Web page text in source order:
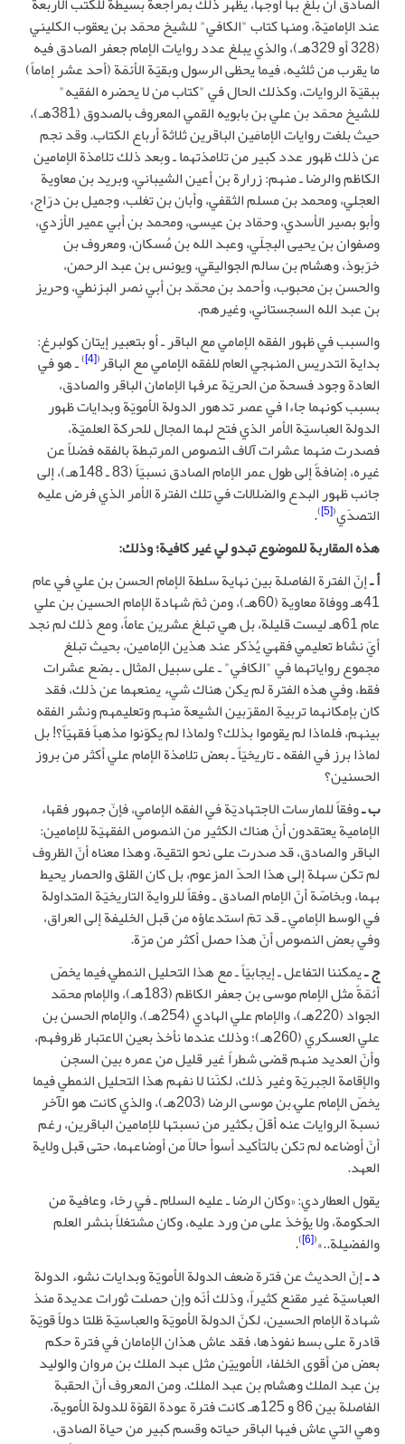
عند الإماميّة، ومنها كتاب "الكافي" للشيخ محمّد بن يعقوب الكليني
(328 أو 329هـ)، والذي يبلغ عدد روايات الإمام جعفر الصادق فيه
ما يقرب من ثلثيه، فيما يحظى الرسول وبقيّة الأئمّة (أحد عشر إماماً)
ببقيّة الروايات، وكذلك الحال في "كتاب من لا يحضره الفقيه"
للشيخ محمّد بن علي بن بابويه القمي المعروف بالصدوق (381هـ)،
حيث بلغت روايات الإمامَين الباقرين ثلاثة أرباع الكتاب. وقد نجم
عن ذلك ظهور عدد كبير من تلامذتهما ـ وبعد ذلك تلامذة الإمامين
الكاظم والرضا ـ منهم: زرارة بن أعين الشيباني، وبريد بن معاوية
العجلي، ومحمد بن مسلم الثقفي، وأبان بن تغلب، وجميل بن درّاج،
وأبو بصير الأسدي، وحمّاد بن عيسى، ومحمد بن أبي عمير الأزدي،
وصفوان بن يحيى البجلّي، وعبد الله بن مُسكان، ومعروف بن
خرّبوذ، وهشام بن سالم الجواليقي، ويونس بن عبد الرحمن،
والحسن بن محبوب، وأحمد بن محمّد بن أبي نصر البزنطي، وحريز
بن عبد الله السجستاني، وغيرهم.
والسبب في ظهور الفقه الإمامي مع الباقر ـ أو بتعبير إيتان كولبرغ:
بداية التدريس المنهجي العام للفقه الإمامي مع الباقر(
[4]
)ـ هو في
العادة وجود فسحة من الحريّة عرفها الإمامان الباقر والصادق،
بسبب كونهما جاءا في عصر تدهور الدولة الأمويّة وبدايات ظهور
الدولة العباسيّة الأمر الذي فتح لهما المجال للحركة العلميّة،
فصدرت منهما عشرات آلاف النصوص المرتبطة بالفقه فضلاً عن
غيره، إضافةً إلى طول عمر الإمام الصادق نسبيّاً (83 ـ 148هـ)، إلى
جانب ظهور البدع والضلالات في تلك الفترة الأمر الذي فرض عليه
التصدّي(
[5]
)
.
هذه المقاربة للموضوع تبدو لي غير كافية؛ وذلك:
أ ـإنّ الفترة الفاصلة بين نهاية سلطة الإمام الحسن بن علي في عام
41هـ ووفاة معاوية (60هـ)، ومن ثمّ شهادة الإمام الحسين بن علي
عام 61هـ ليست قليلة، بل هي تبلغ عشرين عاماً، ومع ذلك لم نجد
أيّ نشاط تعليمي فقهي يُذكر عند هذين الإمامين، بحيث تبلغ
مجموع رواياتهما في "الكافي" ـ على سبيل المثال ـ بضع عشرات
فقط، وفي هذه الفترة لم يكن هناك شيء يمنعهما عن ذلك، فقد
كان بإمكانهما تربية المقرّبين الشيعة منهم وتعليمهم ونشر الفقه
بينهم، فلماذا لم يقوموا بذلك؟ ولماذا لم يكوّنوا مذهباً فقهيّاً؟! بل
لماذا برز في الفقه ـ تاريخيّاً ـ بعض تلامذة الإمام علي أكثر من بروز
الحسنين؟
ب ـوفقاً للمارسات الاجتهاديّة في الفقه الإمامي، فإنّ جمهور فقهاء
الإمامية يعتقدون أنّ هناك الكثير من النصوص الفقهيّة للإمامين:
الباقر والصادق، قد صدرت على نحو التقية، وهذا معناه أنّ الظروف
لم تكن سهلة إلى هذا الحدّ المزعوم، بل كان القلق والحصار يحيط
بهما، وبخاصّة أنّ الإمام الصادق ـ وفقاً للرواية التاريخيّة المتداولة
في الوسط الإمامي ـ قد تمّ استدعاؤه من قبل الخليفة إلى العراق،
وفي بعض النصوص أنّ هذا حصل أكثر من مرّة.
ج ـيمكننا التفاعل ـ إيجابيّاً ـ مع هذا التحليل النمطيّ فيما يخصّ
أئمّةً مثل الإمام موسى بن جعفر الكاظم (183هـ)، والإمام محمّد
الجواد (220هـ)، والإمام علي الهادي (254هـ)، والإمام الحسن بن
علي العسكري (260هـ)؛ وذلك عندما نأخذ بعين الاعتبار ظروفهم،
وأنّ العديد منهم قضى شطراً غير قليل من عمره بين السجن
والإقامة الجبريّة وغير ذلك، لكنّنا لا نفهم هذا التحليل النمطي فيما
يخصّ الإمام عليّ بن موسى الرضا (203هـ)، والذي كانت هو الآخر
نسبة الروايات عنه أقلّ بكثير من نسبتها للإمامين الباقرين، رغم
أنّ أوضاعه لم تكن بالتأكيد أسوأ حالاً من أوضاعهما، حتى قبل ولاية
العهد.
يقول العطاردي: «وكان الرضا ـ عليه السلام ـ في رخاء وعافية من
الحكومة، ولا يؤخذ على من ورد عليه، وكان مشتغلاً بنشر العلم
والفضيلة..»(
[6]
)
.
د ـإنّ الحديث عن فترة ضعف الدولة الأمويّة وبدايات نشوء الدولة
العباسيّة غير مقنع كثيراً، وذلك أنّه وإن حصلت ثورات عديدة منذ
شهادة الإمام الحسين، لكنّ الدولة الأمويّة والعباسيّة ظلتا دولاً قويّة
قادرة على بسط نفوذها، فقد عاش هذان الإمامان في فترة حكم
بعض من أقوى الخلفاء الأموييّن مثل عبد الملك بن مروان والوليد
بن عبد الملك وهشام بن عبد الملك. ومن المعروف أنّ الحقبة
الفاصلة بين 86 و 125هـ كانت فترة عودة القوّة للدولة الأموية،
وهي التي عاش فيها الباقر حياته وقسم كبير من حياة الصادق،